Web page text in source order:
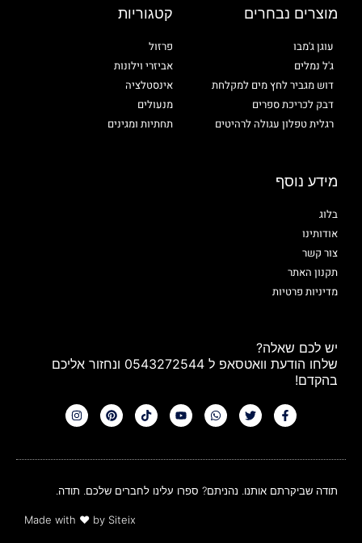
מוצרים נבחרים
עוגן ג'מבו
ג'ל נמלים
דוש מגביר לחץ מים למקלחת
דבק לכריכת ספרים
רגלית טפלון עגולה לרהיטים
קטגוריות
פרזול
אביזרי וילונות
אינסטלציה
מנעולים
תחתיות ומגינים
מידע נוסף
בלוג
אודותינו
צור קשר
תקנון האתר
מדיניות פרטיות
יש לכם שאלה?
שלחו הודעת וואטסאפ ל 0543272544 ונחזור אליכם
בהקדם!
תודה שביקרתם אותנו. נהניתם? ספרו עלינו לחברים שלכם. תודה.
Made with ❤ by Siteix​​